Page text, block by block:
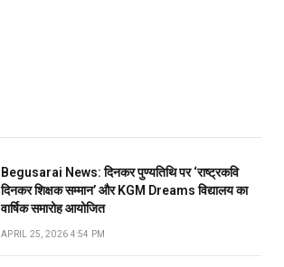
Begusarai News: दिनकर पुण्यतिथि पर ‘राष्ट्रकवि
दिनकर शिक्षक सम्मान’ और KGM Dreams विद्यालय का
वार्षिक समारोह आयोजित
APRIL 25, 2026 4:54 PM